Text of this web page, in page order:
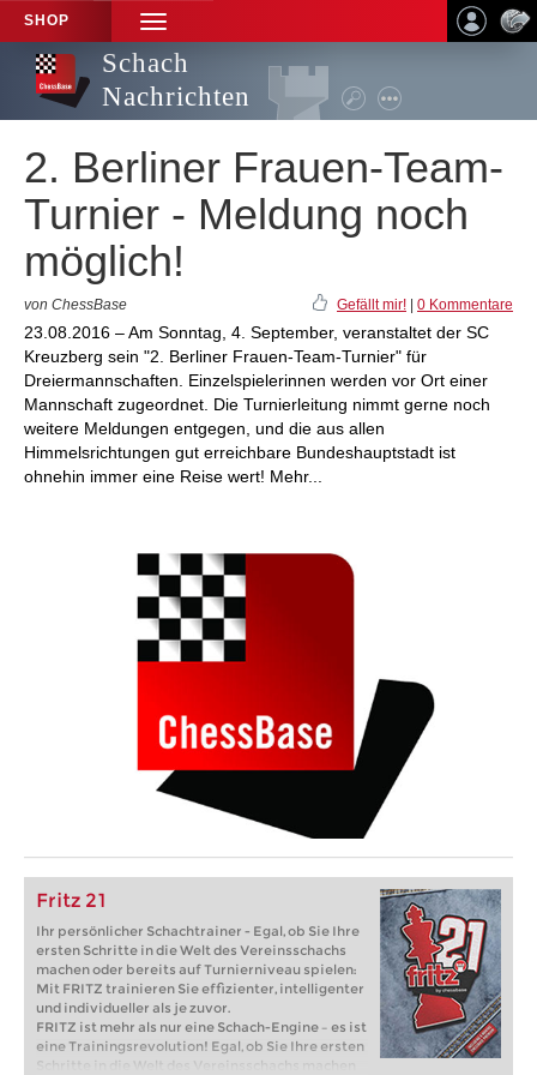
SHOP
TOGGLE
NAVIGATION
Schach
Nachrichten
2. Berliner Frauen-Team-
Turnier - Meldung noch
möglich!
von ChessBase Gefällt mir! 0 Kommentare
23.08.2016 – Am Sonntag, 4. September, veranstaltet der SC
Kreuzberg sein "2. Berliner Frauen-Team-Turnier" für
Dreiermannschaften. Einzelspielerinnen werden vor Ort einer
Mannschaft zugeordnet. Die Turnierleitung nimmt gerne noch
weitere Meldungen entgegen, und die aus allen
Himmelsrichtungen gut erreichbare Bundeshauptstadt ist
ohnehin immer eine Reise wert! Mehr...
Fritz 21
Ihr persönlicher Schachtrainer - Egal, ob Sie Ihre
ersten Schritte in die Welt des Vereinsschachs
machen oder bereits auf Turnierniveau spielen:
Mit FRITZ trainieren Sie effizienter, intelligenter
und individueller als je zuvor.
FRITZ ist mehr als nur eine Schach-Engine – es ist
eine Trainingsrevolution! Egal, ob Sie Ihre ersten
Schritte in die Welt des Vereinsschachs machen